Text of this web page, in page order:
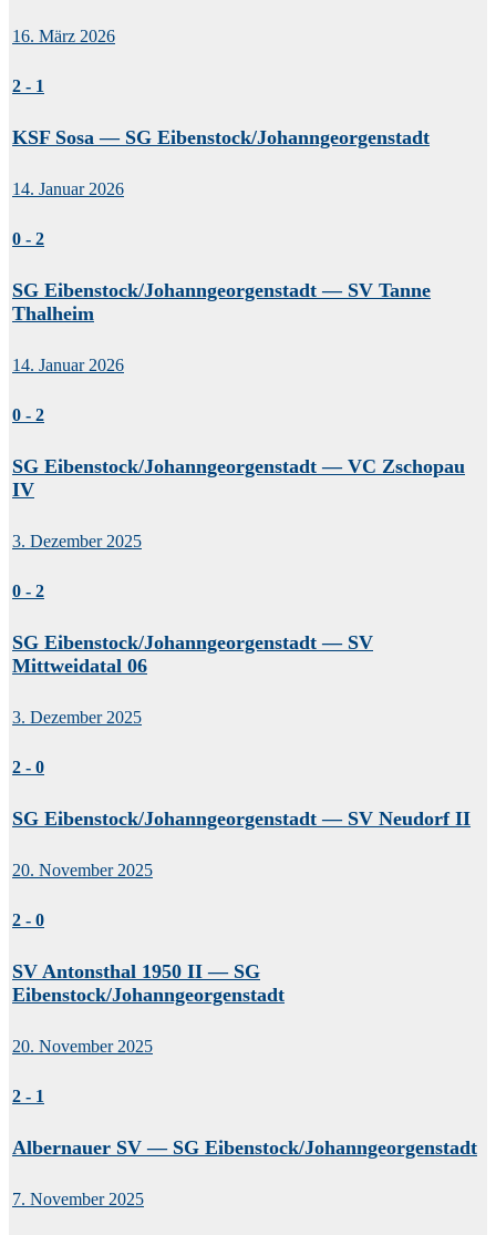
16. März 2026
2 - 1
KSF Sosa — SG Eibenstock/Johanngeorgenstadt
14. Januar 2026
0 - 2
SG Eibenstock/Johanngeorgenstadt — SV Tanne
Thalheim
14. Januar 2026
0 - 2
SG Eibenstock/Johanngeorgenstadt — VC Zschopau
IV
3. Dezember 2025
0 - 2
SG Eibenstock/Johanngeorgenstadt — SV
Mittweidatal 06
3. Dezember 2025
2 - 0
SG Eibenstock/Johanngeorgenstadt — SV Neudorf II
20. November 2025
2 - 0
SV Antonsthal 1950 II — SG
Eibenstock/Johanngeorgenstadt
20. November 2025
2 - 1
Albernauer SV — SG Eibenstock/Johanngeorgenstadt
7. November 2025